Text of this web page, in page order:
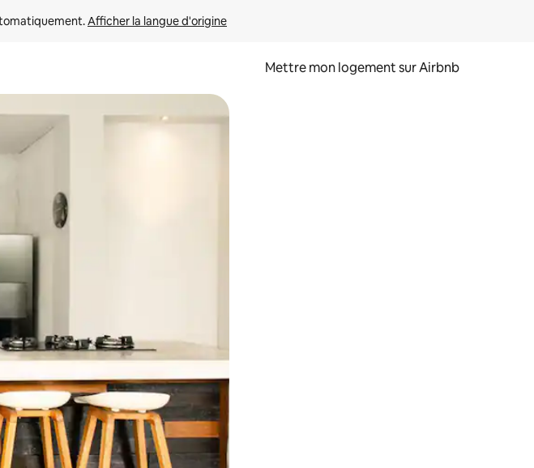
Afficher la langue d'origine
Mettre mon logement sur Airbnb
ou en appuyant et en faisant glisser.